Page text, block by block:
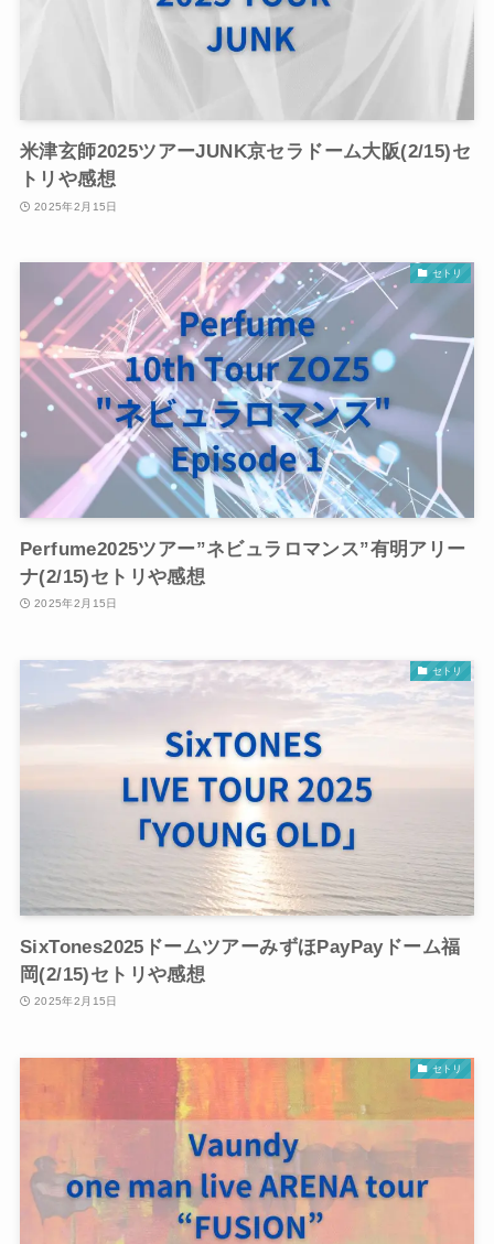
米津玄師2025ツアーJUNK京セラドーム大阪(2/15)セ
トリや感想
2025年2月15日
セトリ
Perfume2025ツアー”ネビュラロマンス”有明アリー
ナ(2/15)セトリや感想
2025年2月15日
セトリ
SixTones2025ドームツアーみずほPayPayドーム福
岡(2/15)セトリや感想
2025年2月15日
セトリ